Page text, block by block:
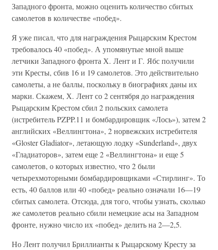
Западного фронта, можно оценить количество сбитых
самолетов в количестве «побед».
Я уже писал, что для награждения Рыцарским Крестом
требовалось 40 «побед». А упомянутые мной выше
летчики Западного фронта Х. Лент и Г. Ябс получили
эти Кресты, сбив 16 и 19 самолетов. Это действительно
самолеты, а не баллы, поскольку в биографиях даны их
марки. Скажем, Х. Лент со 2 сентября до награждения
Рыцарским Крестом сбил 2 польских самолета
(истребитель PZPP.11 и бомбардировщик «Лось»), затем 2
английских «Веллингтона», 2 норвежских истребителя
«Gloster Gladiator», летающую лодку «Sunderland», двух
«Гладиаторов», затем еще 2 «Веллингтона» и еще 5
самолетов, о которых известно, что 2 были
четырехмоторными бомбардировщиками «Стирлинг». То
есть, 40 баллов или 40 «побед» реально означали 16—19
сбитых самолета. Отсюда, для того, чтобы узнать, сколько
же самолетов реально сбили немецкие асы на Западном
фронте, нужно число их «побед» делить на 2—2,5.
Но Лент получил Бриллианты к Рыцарскому Кресту за